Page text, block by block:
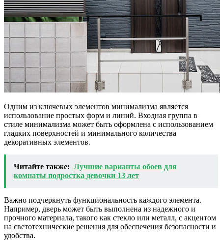
Одним из ключевых элементов минимализма является
использование простых форм и линий. Входная группа в
стиле минимализма может быть оформлена с использованием
гладких поверхностей и минимального количества
декоративных элементов.
Читайте также: Лучшие варианты обоев для
комнаты подростка девочки 13 лет
Важно подчеркнуть функциональность каждого элемента.
Например, дверь может быть выполнена из надежного и
прочного материала, такого как стекло или металл, с акцентом
на светотехнические решения для обеспечения безопасности и
удобства.